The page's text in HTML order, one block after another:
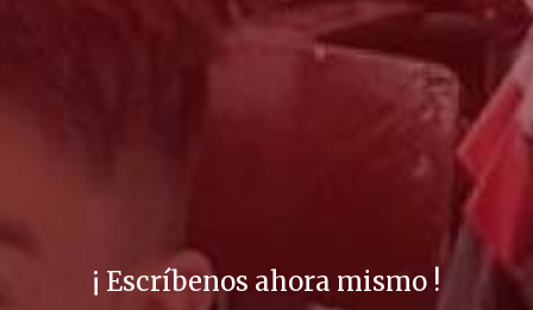
¡ Escríbenos ahora mismo !